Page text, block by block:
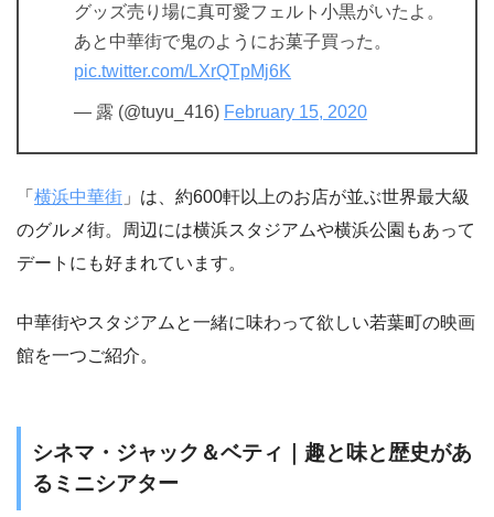
グッズ売り場に真可愛フェルト小黒がいたよ。
あと中華街で鬼のようにお菓子買った。
pic.twitter.com/LXrQTpMj6K
— 露 (@tuyu_416) February 15, 2020
「 横浜中華街 」は、約600軒以上のお店が並ぶ世界最大級
のグルメ街。周辺には横浜スタジアムや横浜公園もあって
デートにも好まれています。
中華街やスタジアムと一緒に味わって欲しい若葉町の映画
館を一つご紹介。
シネマ・ジャック＆ベティ｜趣と味と歴史があ
るミニシアター